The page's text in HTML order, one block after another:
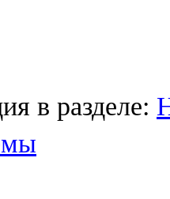
в разделе: